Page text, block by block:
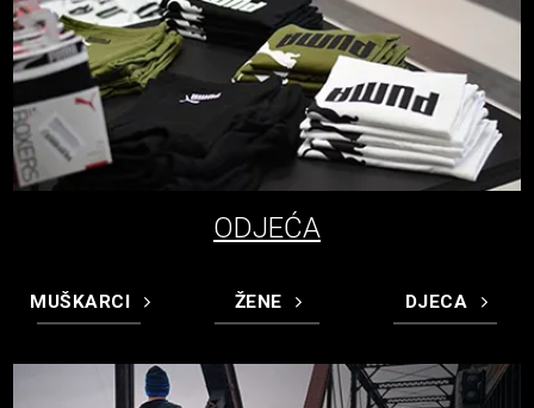
ODJEĆA
MUŠKARCI ŽENE DJECA